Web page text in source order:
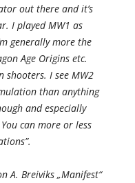
out there and it’s
I played MW1 as
generally more the
Age Origins etc.
I see MW2
than anything
and especially
can more or less
A. Breiviks „Manifest“